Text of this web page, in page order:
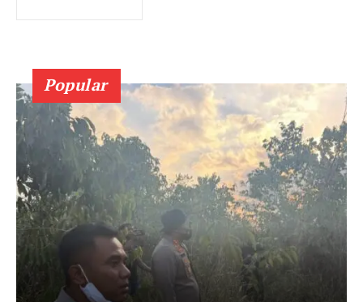
Popular